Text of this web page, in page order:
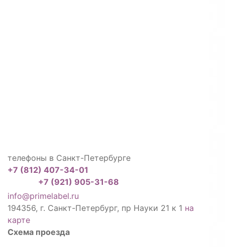
телефоны в Санкт-Петербурге
+7 (812) 407-34-01
+7 (921) 905-31-68
info@primelabel.ru
194356, г. Санкт-Петербург, пр Науки 21 к 1 на
карте
Схема проезда